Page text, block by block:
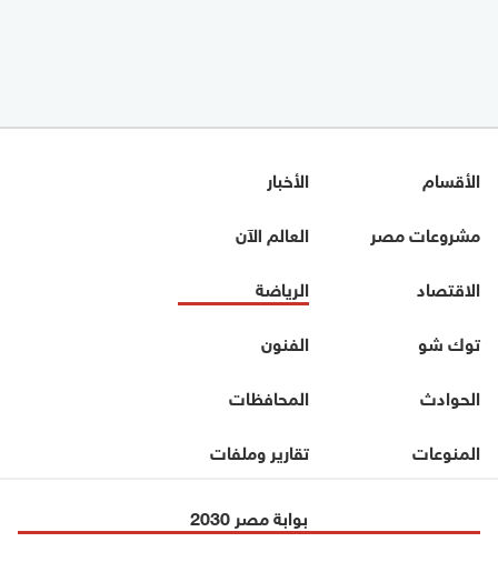
الأقسام
الأخبار
مشروعات مصر
العالم الآن
الاقتصاد
الرياضة
توك شو
الفنون
الحوادث
المحافظات
المنوعات
تقارير وملفات
بوابة مصر 2030